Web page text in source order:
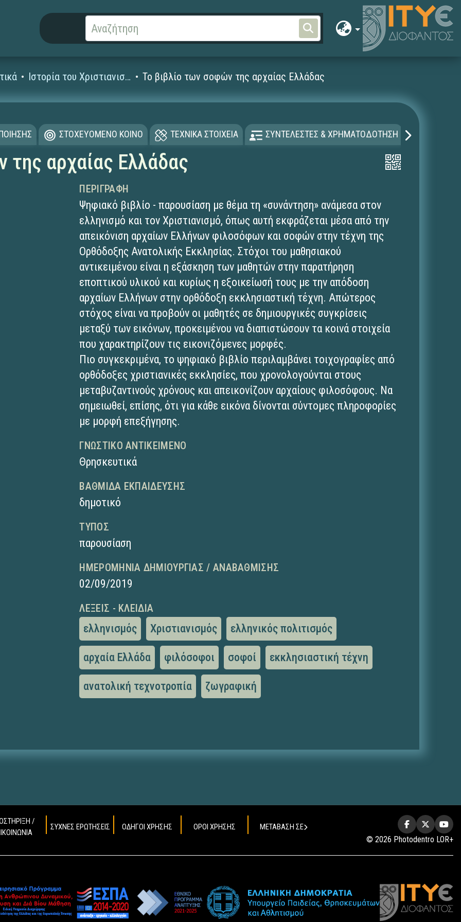
Ιστορία του Χριστιανισμού Το βιβλίο των σοφών της αρχαίας Ελλάδας
ΣΤΟΧΕΥΟΜΕΝΟ ΚΟΙΝΟ ΤΕΧΝΙΚΑ ΣΤΟΙΧΕΙΑ ΣΥΝΤΕΛΕΣΤΕΣ & ΧΡΗΜΑΤΟΔΟΤΗΣΗ
της αρχαίας Ελλάδας
ΠΕΡΙΓΡΑΦΉ
Ψηφιακό βιβλίο - παρουσίαση με θέμα τη «συνάντηση» ανάμεσα στον
ελληνισμό και τον Χριστιανισμό, όπως αυτή εκφράζεται μέσα από την
απεικόνιση αρχαίων Ελλήνων φιλοσόφων και σοφών στην τέχνη της
Ορθόδοξης Ανατολικής Εκκλησίας. Στόχοι του μαθησιακού
αντικειμένου είναι η εξάσκηση των μαθητών στην παρατήρηση
εποπτικού υλικού και κυρίως η εξοικείωσή τους με την απόδοση
αρχαίων Ελλήνων στην ορθόδοξη εκκλησιαστική τέχνη. Απώτερος
στόχος είναι να προβούν οι μαθητές σε δημιουργικές συγκρίσεις
μεταξύ των εικόνων, προκειμένου να διαπιστώσουν τα κοινά στοιχεία
που χαρακτηρίζουν τις εικονιζόμενες μορφές.
Πιο συγκεκριμένα, το ψηφιακό βιβλίο περιλαμβάνει τοιχογραφίες από
ορθόδοξες χριστιανικές εκκλησίες, που χρονολογούνται στους
μεταβυζαντινούς χρόνους και απεικονίζουν αρχαίους φιλοσόφους. Να
σημειωθεί, επίσης, ότι για κάθε εικόνα δίνονται σύντομες πληροφορίες
με μορφή επεξήγησης.
ΓΝΩΣΤΙΚΌ ΑΝΤΙΚΕΊΜΕΝΟ
Θρησκευτικά
ΒΑΘΜΊΔΑ ΕΚΠΑΊΔΕΥΣΗΣ
δημοτικό
ΤΎΠΟΣ
παρουσίαση
ΗΜΕΡΟΜΗΝΊΑ ΔΗΜΙΟΥΡΓΊΑΣ / ΑΝΑΒΆΘΜΙΣΗΣ
02/09/2019
ΛΈΞΕΙΣ - ΚΛΕΙΔΙΆ
ελληνισμός Χριστιανισμός ελληνικός πολιτισμός
αρχαία Ελλάδα φιλόσοφοι σοφοί εκκλησιαστική τέχνη
ανατολική τεχνοτροπία ζωγραφική
/
ΣΥΧΝΕΣ ΕΡΩΤΗΣΕΙΣ ΟΔΗΓΟΙ ΧΡΗΣΗΣ ΟΡΟΙ ΧΡΗΣΗΣ ΜΕΤΑΒΑΣΗ ΣΕ
© 2026 Photodentro LOR+